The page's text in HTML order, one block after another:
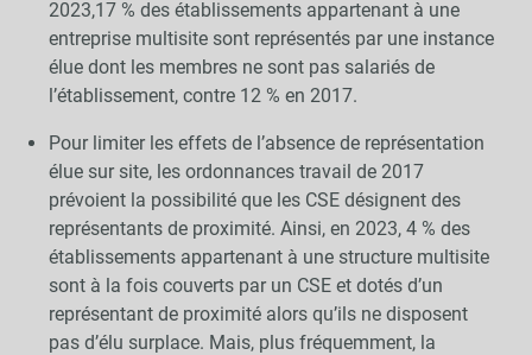
2023,17 % des établissements appartenant à une
entreprise multisite sont représentés par une instance
élue dont les membres ne sont pas salariés de
l’établissement, contre 12 % en 2017.
Pour limiter les effets de l’absence de représentation
élue sur site, les ordonnances travail de 2017
prévoient la possibilité que les CSE désignent des
représentants de proximité. Ainsi, en 2023, 4 % des
établissements appartenant à une structure multisite
sont à la fois couverts par un CSE et dotés d’un
représentant de proximité alors qu’ils ne disposent
pas d’élu surplace. Mais, plus fréquemment, la